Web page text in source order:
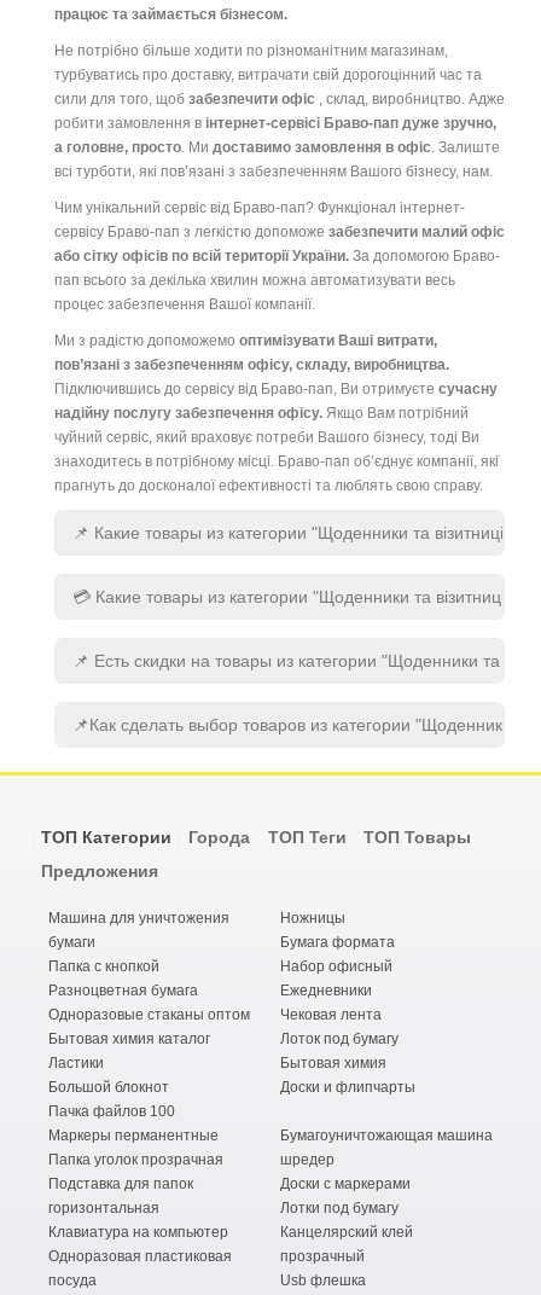
працює та займається бізнесом.
Не потрібно більше ходити по різноманітним магазинам,
турбуватись про доставку, витрачати свій дорогоцінний час та
сили для того, щоб забезпечити офіс , склад, виробництво. Адже
робити замовлення в інтернет-сервісі Браво-пап дуже зручно,
а головне, просто. Ми доставимо замовлення в офіс. Залиште
всі турботи, які пов’язані з забезпеченням Вашого бізнесу, нам.
Чим унікальний сервіс від Браво-пап? Функціонал інтернет-
сервісу Браво-пап з легкістю допоможе забезпечити малий офіс
або сітку офісів по всій території України. За допомогою Браво-
пап всього за декілька хвилин можна автоматизувати весь
процес забезпечення Вашої компанії.
Ми з радістю допоможемо оптимізувати Ваші витрати,
пов’язані з забезпеченням офісу, складу, виробництва.
Підключившись до сервісу від Браво-пап, Ви отримуєте сучасну
надійну послугу забезпечення офісу. Якщо Вам потрібний
чуйний сервіс, який враховує потреби Вашого бізнесу, тоді Ви
знаходитесь в потрібному місці. Браво-пап об’єднує компанії, які
прагнуть до досконалої ефективності та люблять свою справу.
📌 Какие товары из категории "Щоденники та візитниці"
💳 Какие товары из категории "Щоденники та візитниці"
📌 Есть скидки на товары из категории "Щоденники та
📌Как сделать выбор товаров из категории "Щоденники та
ТОП Категории Города ТОП Теги
ТОП Товары
Предложения
Машина для уничтожения
бумаги
Папка с кнопкой
Разноцветная бумага
Одноразовые стаканы оптом
Бытовая химия каталог
Ластики
Большой блокнот
Пачка файлов 100
Ножницы
Бумага формата
Набор офисный
Ежедневники
Чековая лента
Лоток под бумагу
Бытовая химия
Доски и флипчарты
Маркеры перманентные
Папка уголок прозрачная
Подставка для папок
горизонтальная
Клавиатура на компьютер
Одноразовая пластиковая
посуда
Бумагоуничтожающая машина
шредер
Доски с маркерами
Лотки под бумагу
Канцелярский клей
прозрачный
Usb флешка